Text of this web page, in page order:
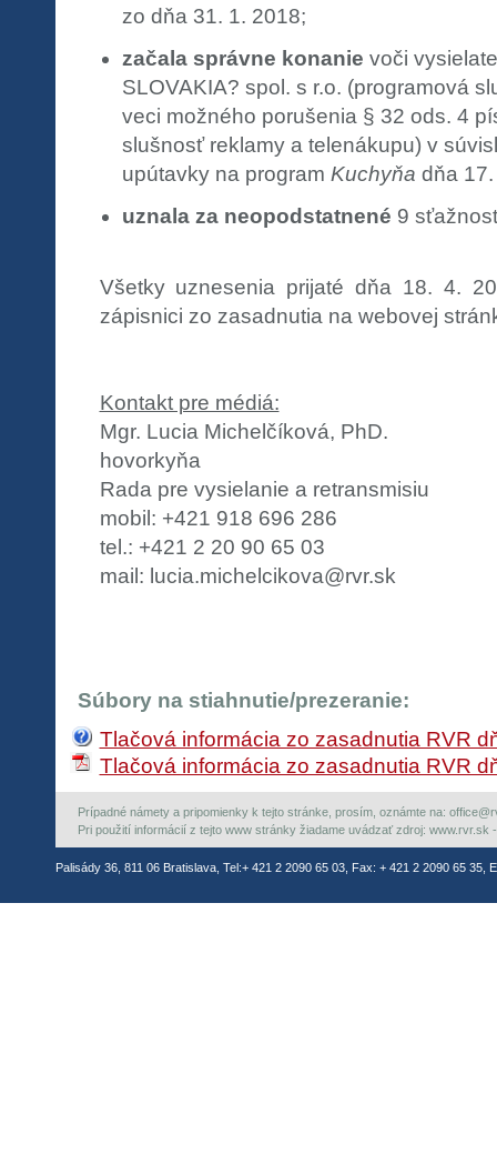
zo dňa 31. 1. 2018;
začala správne konanie voči
SLOVAKIA? spol. s r.o. (programová
veci možného porušenia § 32 ods. 4
slušnosť reklamy a telenákupu) v
upútavky na program Kuchyňa dňa
uznala za neopodstatnené 9
Všetky uznesenia prijaté dňa 18. 4.
zápisnici zo zasadnutia na webovej
Kontakt pre médiá:
Mgr. Lucia Michelčíková, PhD.
hovorkyňa
Rada pre vysielanie a retransmisiu
mobil: +421 918 696 286
tel.: +421 2 20 90 65 03
mail: lucia.michelcikova@rvr.sk
Súbory na stiahnutie/prezeranie:
Tlačová informácia zo zasadnutia RVR
Tlačová informácia zo zasadnutia RVR
Prípadné námety a pripomienky k tejto stránke, prosím, oznámte na:
Pri použití informácií z tejto www stránky žiadame uvádzať zdroj: www.rvr.sk
Palisády 36, 811 06 Bratislava, Tel:+ 421 2 2090 65 03, Fax: + 421 2 2090 65 35,